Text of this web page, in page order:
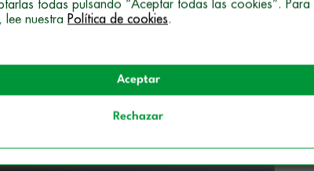
Oposiciones Bombero!
todas pulsando “Aceptar todas las cookies”. Para
lee nuestra Política de cookies.
Aceptar
Rechazar